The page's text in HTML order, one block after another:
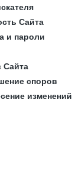
Сайта
и пароли
Сайта
споров
изменений